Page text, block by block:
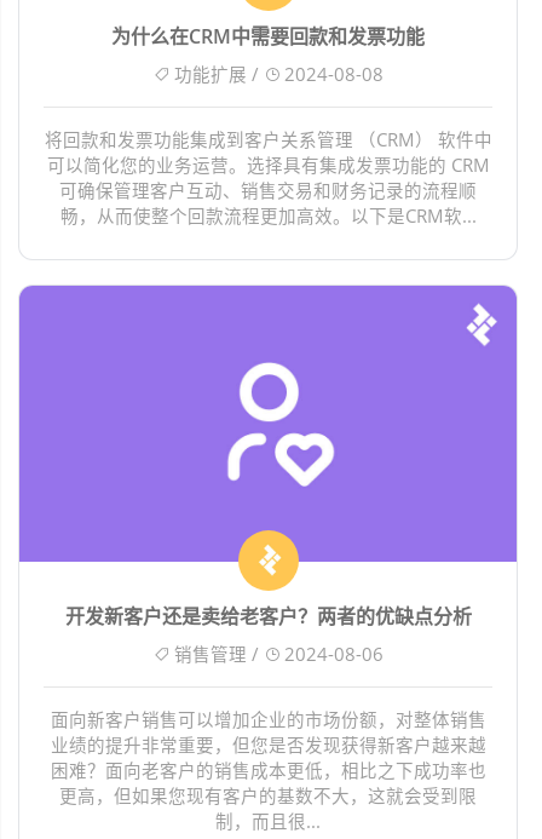
为什么在CRM中需要回款和发票功能
功能扩展 / 2024-08-08
将回款和发票功能集成到客户关系管理 （CRM） 软件中
可以简化您的业务运营。选择具有集成发票功能的 CRM
可确保管理客户互动、销售交易和财务记录的流程顺
畅，从而使整个回款流程更加高效。以下是CRM软...
开发新客户还是卖给老客户？两者的优缺点分析
销售管理 / 2024-08-06
面向新客户销售可以增加企业的市场份额，对整体销售
业绩的提升非常重要，但您是否发现获得新客户越来越
困难？面向老客户的销售成本更低，相比之下成功率也
更高，但如果您现有客户的基数不大，这就会受到限
制，而且很...